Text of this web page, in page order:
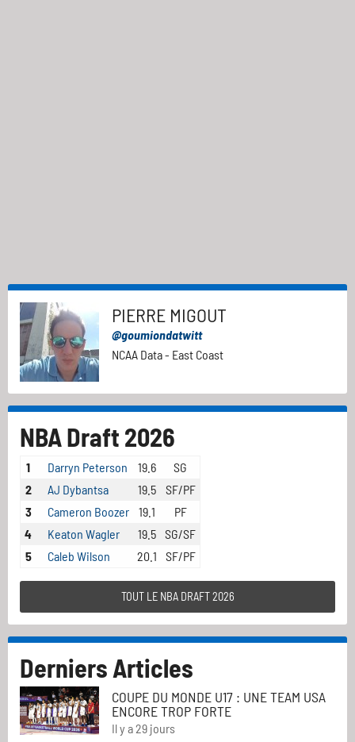
PIERRE MIGOUT
@goumiondatwitt
NCAA Data - East Coast
NBA Draft 2026
1 Darryn Peterson 19.6
SG
2
AJ Dybantsa 19.5
SF/PF
3
Cameron Boozer 19.1
PF
4
Keaton Wagler 19.5 SG/SF
5
Caleb Wilson 20.1 SF/PF
TOUT LE NBA DRAFT 2026
Derniers Articles
COUPE DU MONDE U17 : UNE TEAM USA
ENCORE TROP FORTE
Il y a 29 jours